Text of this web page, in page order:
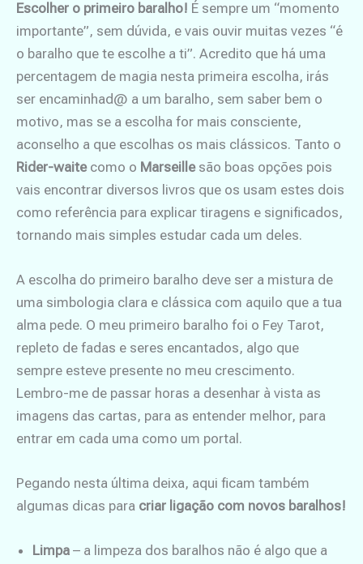
Escolher o primeiro baralho! É sempre um “momento
importante”, sem dúvida, e vais ouvir muitas vezes “é
o baralho que te escolhe a ti”. Acredito que há uma
percentagem de magia nesta primeira escolha, irás
ser encaminhad@ a um baralho, sem saber bem o
motivo, mas se a escolha for mais consciente,
aconselho a que escolhas os mais clássicos. Tanto o
Rider-waitecomo o Marseillesão boas opções pois
vais encontrar diversos livros que os usam estes dois
como referência para explicar tiragens e significados,
tornando mais simples estudar cada um deles.
A escolha do primeiro baralho deve ser a mistura de
uma simbologia clara e clássica com aquilo que a tua
alma pede. O meu primeiro baralho foi o Fey Tarot,
repleto de fadas e seres encantados, algo que
sempre esteve presente no meu crescimento.
Lembro-me de passar horas a desenhar à vista as
imagens das cartas, para as entender melhor, para
entrar em cada uma como um portal.
Pegando nesta última deixa, aqui ficam também
algumas dicas para criar ligação com novos baralhos!
Limpa – a limpeza dos baralhos não é algo que a